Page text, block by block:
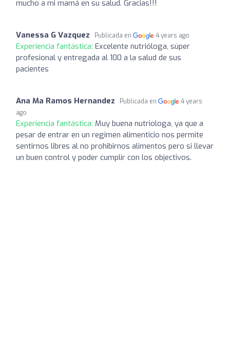
mucho a mi mamá en su salud. Gracias!!!
Vanessa G Vazquez Publicada en 4 years ago
Experiencia fantástica: Excelente nutrióloga, súper
profesional y entregada al 100 a la salud de sus
pacientes
Ana Ma Ramos Hernandez Publicada en
4 years
ago
Experiencia fantástica: Muy buena nutriologa, ya que a
pesar de entrar en un regimen alimenticio nos permite
sentirnos libres al no prohibirnos alimentos pero si llevar
un buen control y poder cumplir con los objectivos.